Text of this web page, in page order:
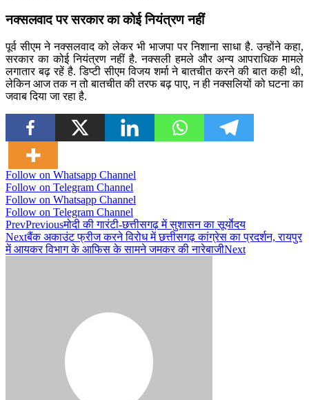
नक्सलवाद पर सरकार का कोई नियंत्रण नहीं
पूर्व सीएम ने नक्सलवाद को लेकर भी भाजपा पर निशाना साधा है. उन्होंने कहा,
सरकार का कोई नियंत्रण नहीं है. नक्सली हमले और अन्य आपराधिक मामले
लगातार बढ़ रहें है. डिप्टी सीएम विजय शर्मा ने बातचीत करने की बात कही थी,
लेकिन आज तक न तो बातचीत की तरफ बढ़ पाए, न ही नक्सलियों को घटना का
जवाब दिया जा रहा है.
Follow on Whatsapp Channel
Follow on Telegram Channel
Follow on Whatsapp Channel
Follow on Telegram Channel
PrevPreviousमोदी की गारंटी-छत्तीसगढ़ में सुशासन का सूर्याेदय
Nextबैंक अकाउंट फ्रीज करने विरोध में छत्तीसगढ़ कांग्रेस का प्रदर्शन, रायपुर
में आयकर विभाग के आफिस के सामने जमकर की नारेबाजीNext